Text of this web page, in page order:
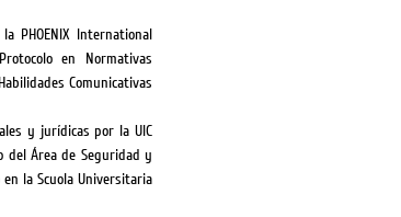
PHOENIX International
en Normativas
Comunicativas
y jurídicas por la UIC
del Área de Seguridad y
la Scuola Universitaria